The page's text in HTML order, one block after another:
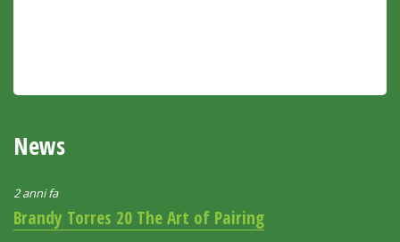
News
2 anni fa
Brandy Torres 20 The Art of Pairing